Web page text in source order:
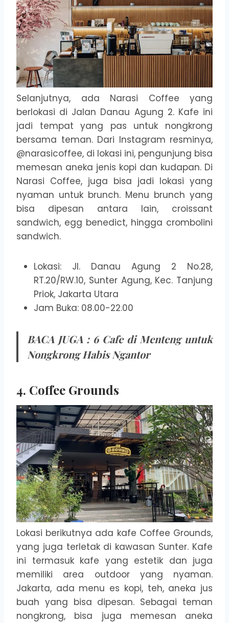
Selanjutnya, ada Narasi Coffee yang
berlokasi di Jalan Danau Agung 2. Kafe ini
jadi tempat yang pas untuk nongkrong
bersama teman. Dari Instagram resminya,
@narasicoffee, di lokasi ini, pengunjung bisa
memesan aneka jenis kopi dan kudapan. Di
Narasi Coffee, juga bisa jadi lokasi yang
nyaman untuk brunch. Menu brunch yang
bisa dipesan antara lain, croissant
sandwich, egg benedict, hingga crombolini
sandwich.
Lokasi: Jl. Danau Agung 2 No.28,
RT.20/RW.10, Sunter Agung, Kec. Tanjung
Priok, Jakarta Utara
Jam Buka: 08.00-22.00
BACA JUGA : 6 Cafe di Menteng untuk
Nongkrong Habis Ngantor
4. Coffee Grounds
Lokasi berikutnya ada kafe Coffee Grounds,
yang juga terletak di kawasan Sunter. Kafe
ini termasuk kafe yang estetik dan juga
memiliki area outdoor yang nyaman.
Jakarta, ada menu es kopi, teh, aneka jus
buah yang bisa dipesan. Sebagai teman
nongkrong, bisa juga memesan aneka